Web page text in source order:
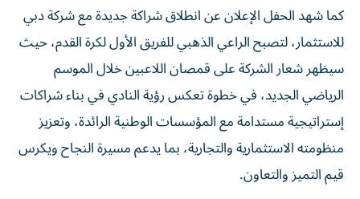
كما شهد الحفل الإعلان عن انطلاق شراكة جديدة مع شركة دبي
للاستثمار، لتصبح الراعي الذهبي للفريق الأول لكرة القدم، حيث
سيظهر شعار الشركة على قمصان اللاعبين خلال الموسم
الرياضي الجديد، في خطوة تعكس رؤية النادي في بناء شراكات
إستراتيجية مستدامة مع المؤسسات الوطنية الرائدة، وتعزيز
منظومته الاستثمارية والتجارية، بما يدعم مسيرة النجاح ويكرس
قيم التميز والتعاون.